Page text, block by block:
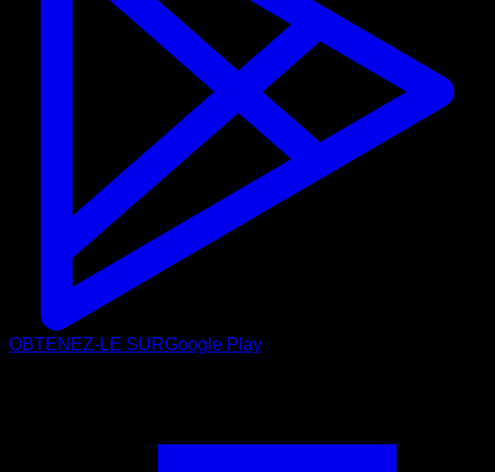
OBTENEZ-LE SURGoogle Play